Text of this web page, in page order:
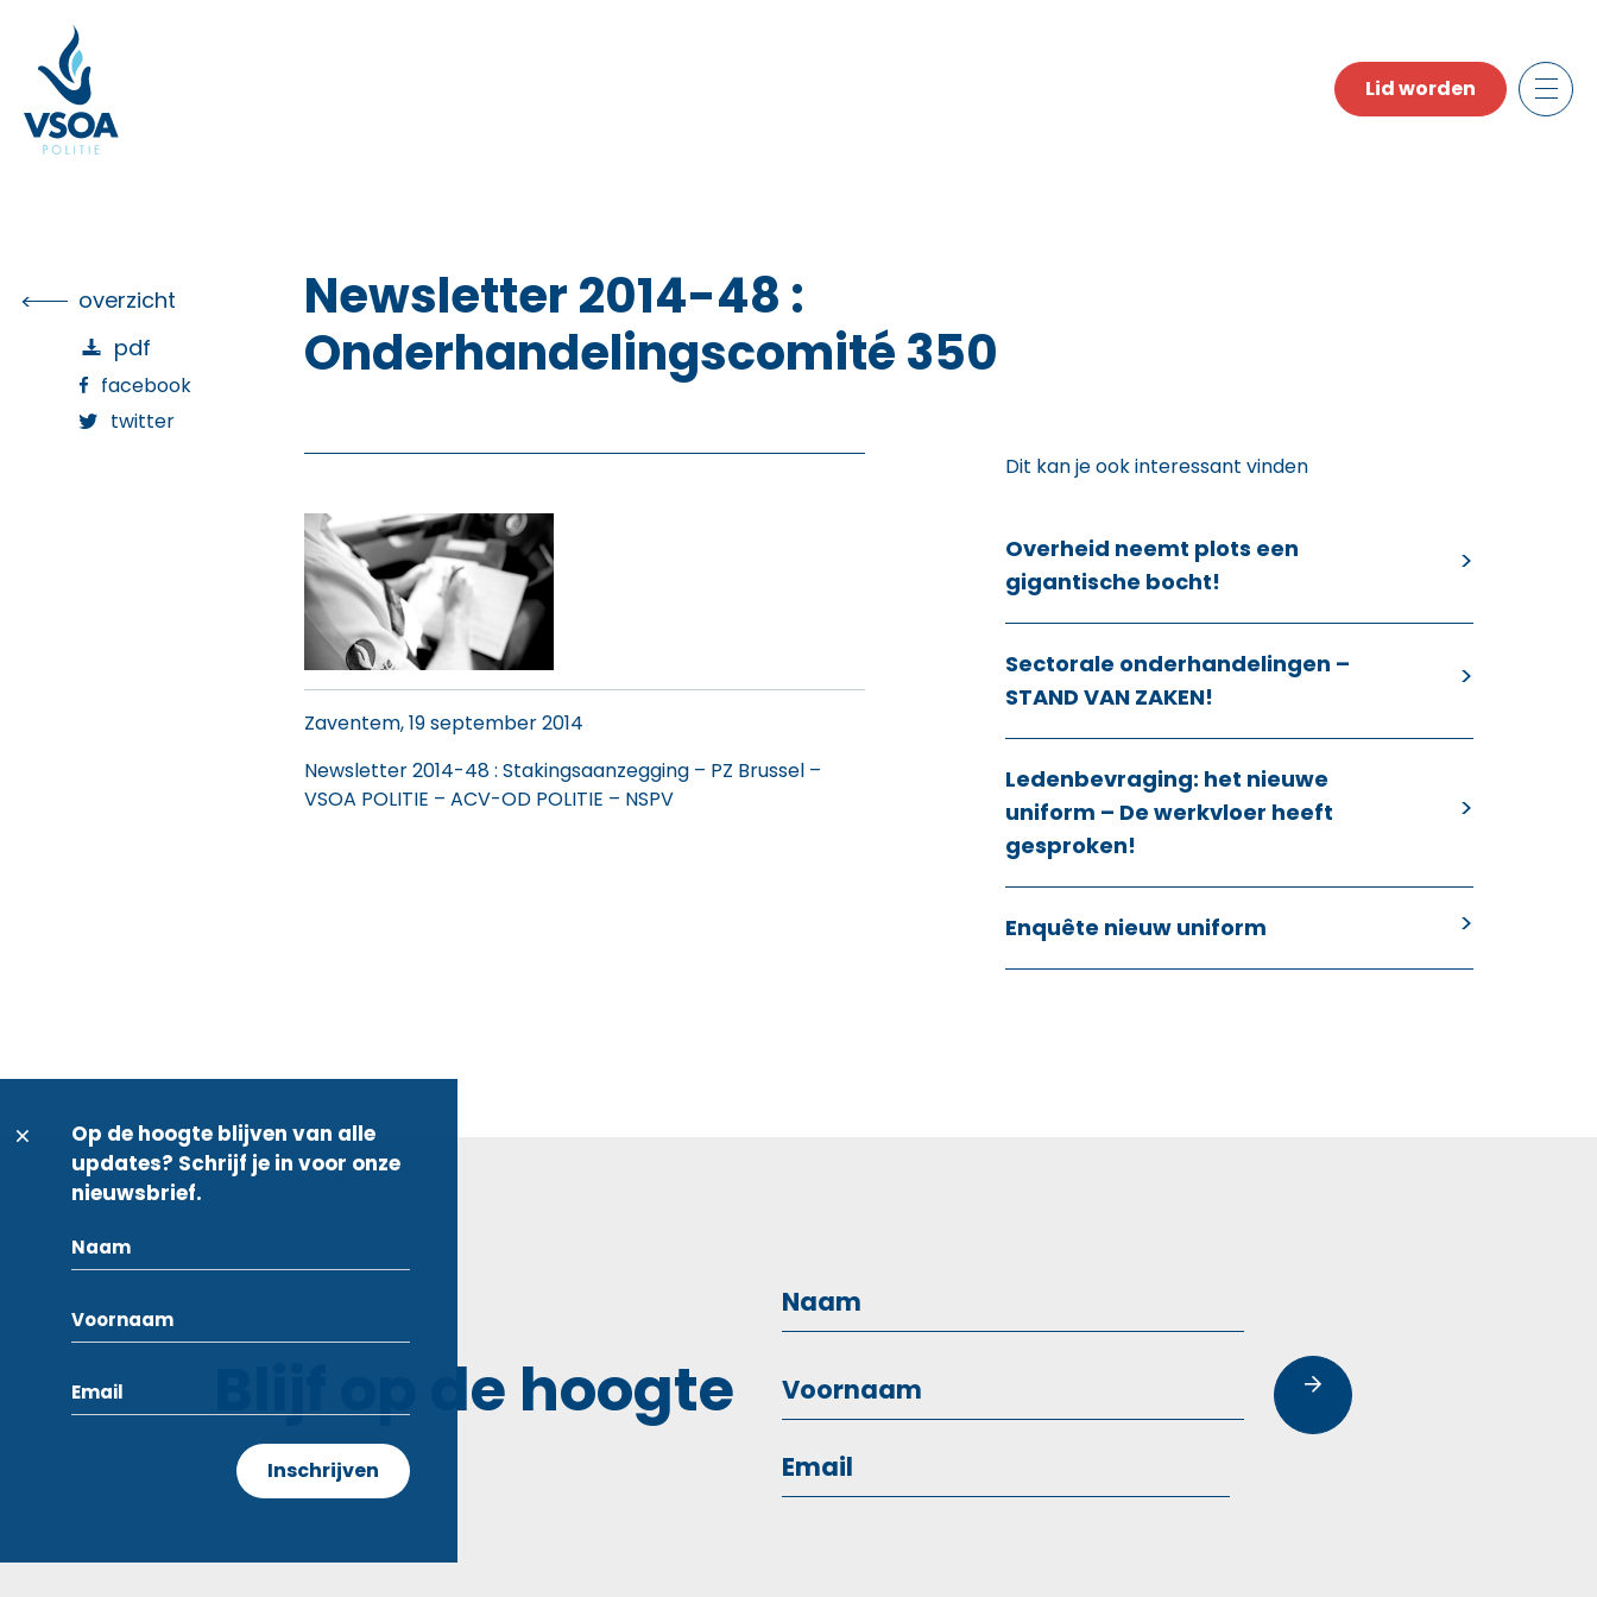
content
Lid worden
overzicht
pdf
facebook
twitter
Newsletter 2014-48 :
Onderhandelingscomité 350
Zaventem, 19 september 2014
Newsletter 2014-48: Stakingsaanzegging – PZ Brussel –
VSOA POLITIE – ACV-OD POLITIE – NSPV
Dit kan je ook interessant vinden
Overheid neemt plots een
gigantische bocht!
Sectorale onderhandelingen –
STAND VAN ZAKEN!
Ledenbevraging: het nieuwe
uniform – De werkvloer heeft
gesproken!
Enquête nieuw uniform
Blijf op de hoogte
Op de hoogte blijven van alle
updates? Schrijf je in voor onze
nieuwsbrief.